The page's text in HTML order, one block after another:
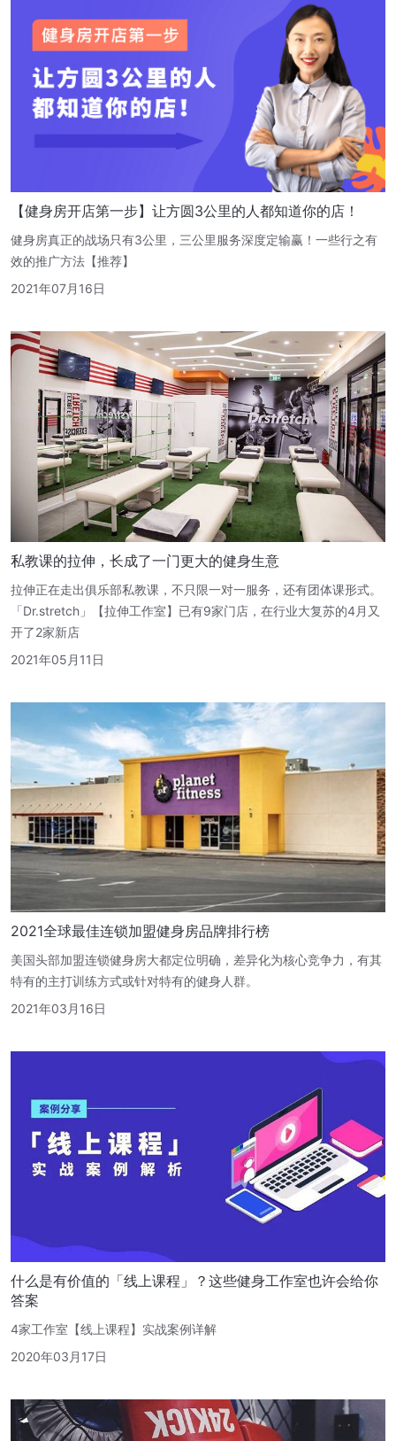
【健身房开店第一步】让方圆3公里的人都知道你的店！
健身房真正的战场只有3公里，三公里服务深度定输赢！一些行之有
效的推广方法【推荐】
2021年07月16日
私教课的拉伸，长成了一门更大的健身生意
拉伸正在走出俱乐部私教课，不只限一对一服务，还有团体课形式。
「Dr.stretch」【拉伸工作室】已有9家门店，在行业大复苏的4月又
开了2家新店
2021年05月11日
2021全球最佳连锁加盟健身房品牌排行榜
美国头部加盟连锁健身房大都定位明确，差异化为核心竞争力，有其
特有的主打训练方式或针对特有的健身人群。
2021年03月16日
什么是有价值的「线上课程」？这些健身工作室也许会给你
答案
4家工作室【线上课程】实战案例详解
2020年03月17日